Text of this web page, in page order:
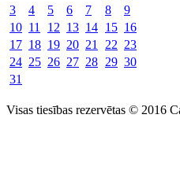
3
4 5 6 7 8
9
10 11 12 13 14 15 16
17 18 19 20 21 22 23
24 25 26 27 28 29 30
31
Visas tiesības rezervētas © 2016